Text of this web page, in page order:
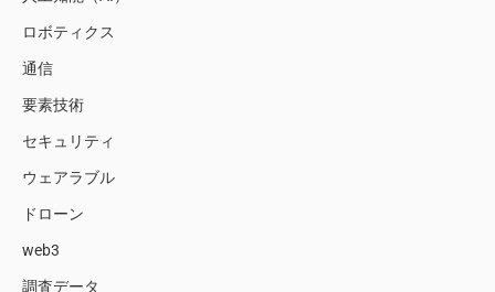
ロボティクス
通信
要素技術
セキュリティ
ウェアラブル
ドローン
web3
調査データ